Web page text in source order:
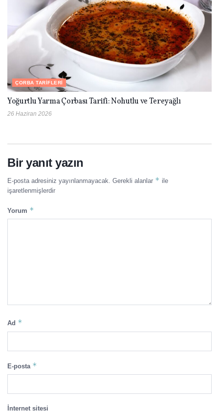
ÇORBA TARIFLERI
Yoğurtlu Yarma Çorbası Tarifi: Nohutlu ve Tereyağlı
26 Haziran 2026
Bir yanıt yazın
E-posta adresiniz yayınlanmayacak. Gerekli alanlar * ile
işaretlenmişlerdir
Yorum *
Ad *
E-posta *
İnternet sitesi